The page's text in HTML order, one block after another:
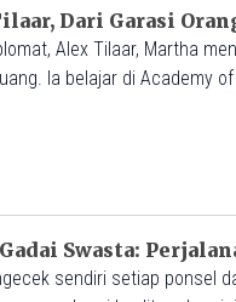
Dari Garasi
Alex Tilaar, Martha
Ia belajar di Academy
teknik facial, rias
Swasta:
sendiri setiap ponsel